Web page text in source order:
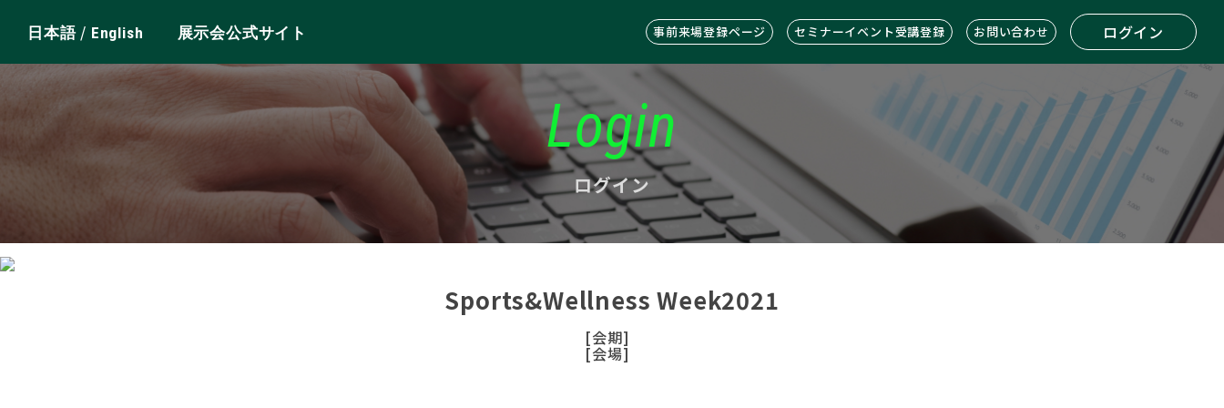
日本語/ English 展示会公式サイト 事前来場登録ページ セミナーイベント受講登録 お問い合わせ ログイン
Login
ログイン
Sports&Wellness Week2021
[会期]
[会場]